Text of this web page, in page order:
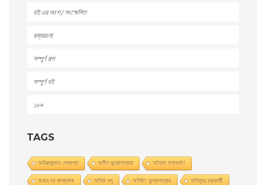
বই এর অংশ / সংক্ষেপিত
রম্যরচনা
সম্পুর্ণ গল্প
সম্পুর্ণ বই
১৮+
TAGS
অচিন্ত্যকুমার সেনগুপ্ত অতীন বন্দ্যোপাধ্যায় অদ্বৈত মল্লবর্মণ
অনরে দ্য বালজ্যাক অনিতা বসু অনির্বাণ বন্দ্যোপাধ্যায় অনিলেন্দু চক্রবর্তী